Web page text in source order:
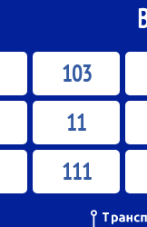
103
11
111